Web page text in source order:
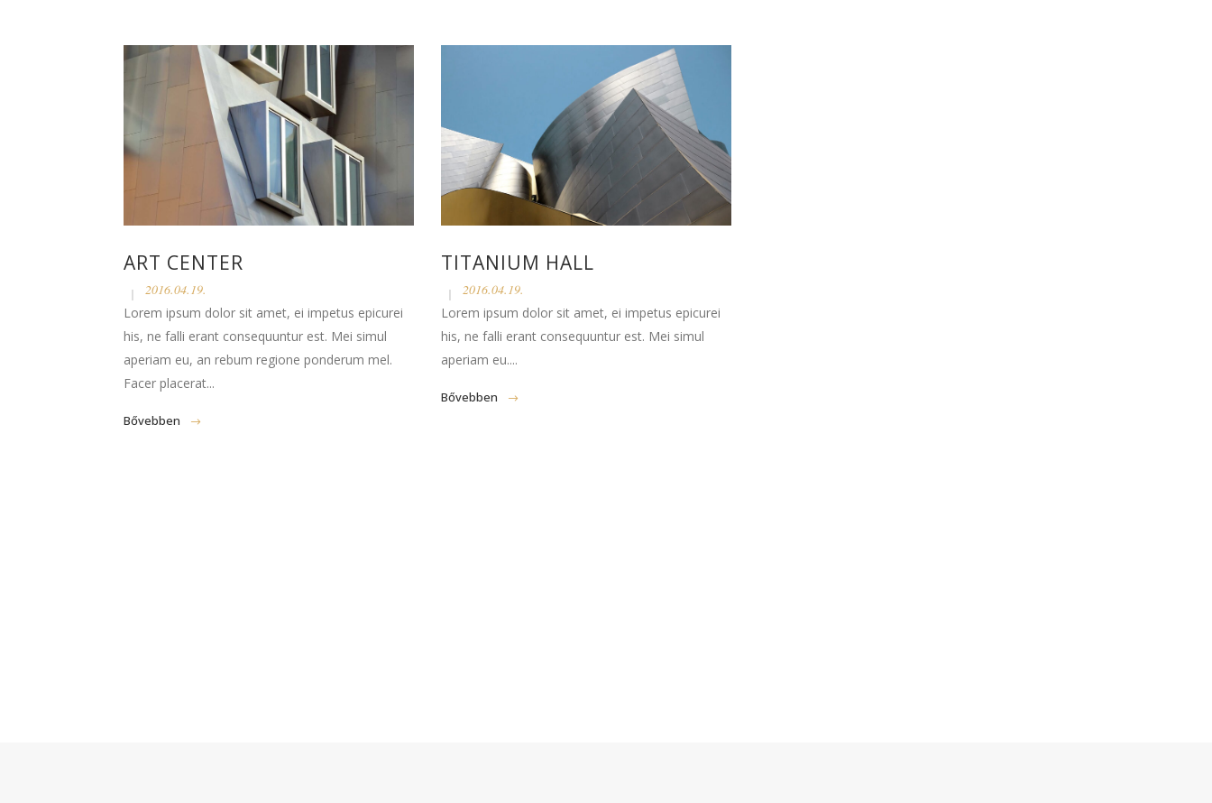
ART CENTER
2016.04.19.
Lorem ipsum dolor sit amet, ei impetus epicurei
his, ne falli erant consequuntur est. Mei simul
aperiam eu, an rebum regione ponderum mel.
Facer placerat...
Bővebben
TITANIUM HALL
2016.04.19.
Lorem ipsum dolor sit amet, ei impetus epicurei
his, ne falli erant consequuntur est. Mei simul
aperiam eu....
Bővebben